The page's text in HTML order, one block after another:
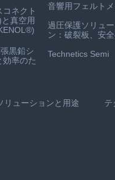
コネクト
真空用
黒鉛シ
効率のた
音響用フェルト
過圧保護ソリュー
ン：破裂板、安
Technetics Semi
リューションと用途 テ